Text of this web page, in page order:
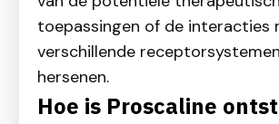
toepassingen of de interacties
verschillende
hersenen.
Hoe is Proscaline